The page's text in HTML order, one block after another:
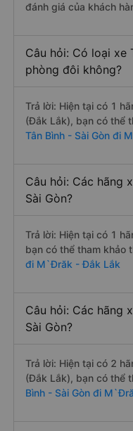
đánh giá của khách
Câu hỏi: Có loại xe
phòng đôi không?
Trả lời: Hiện tại có 1
(Đắk Lắk), bạn có thể
Tân Bình - Sài Gòn đi
Câu hỏi: Các hãng
Sài Gòn?
Trả lời: Hiện tại có 1
bạn có thể tham khảo
đi M`Đrăk - Đắk Lắk
Câu hỏi: Các hãng
Sài Gòn?
Trả lời: Hiện tại có 2
(Đắk Lắk), bạn có thể
Bình - Sài Gòn đi